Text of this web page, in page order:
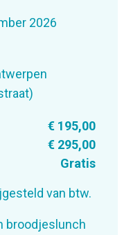
2026
€ 195,00
€ 295,00
Gratis
van btw.
broodjeslunch